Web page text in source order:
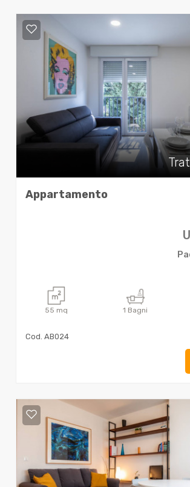
Appartamento
55 mq 1 Bagni
Cod. AB024